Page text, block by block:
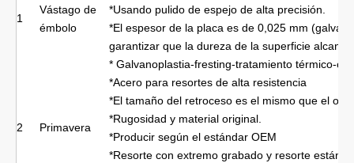
1
Vástago de
émbolo
*Usando pulido de espejo de alta precisión.
*El espesor de la placa es de 0,025 mm
garantizar que la dureza de la superficie
* Galvanoplastia-fresting-tratamiento térmico-
2 Primavera
*Acero para resortes de alta resistencia
*El tamaño del retroceso es el mismo que el
*Rugosidad y material original.
*Producir según el estándar OEM
*Resorte con extremo grabado y resorte